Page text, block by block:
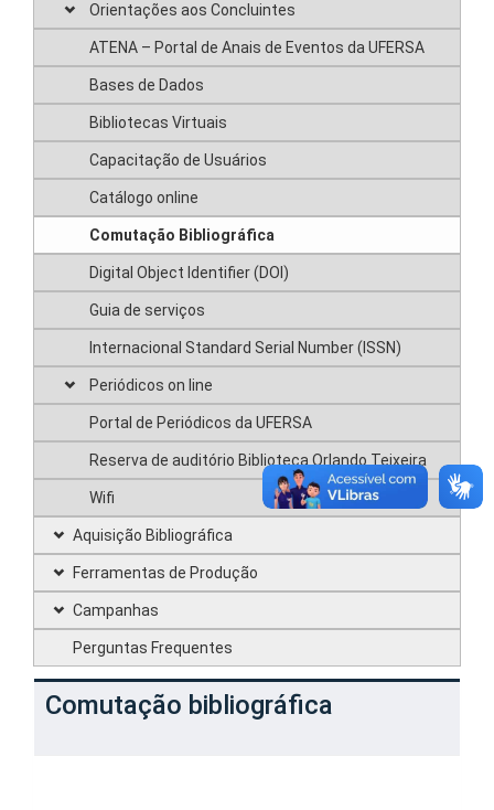
Orientações aos Concluintes
ATENA – Portal de Anais de Eventos da UFERSA
Bases de Dados
Bibliotecas Virtuais
Capacitação de Usuários
Catálogo online
Comutação Bibliográfica
Digital Object Identifier (DOI)
Guia de serviços
Internacional Standard Serial Number (ISSN)
Periódicos on line
Portal de Periódicos da UFERSA
Reserva de auditório Biblioteca Orlando Teixeira
Wifi
Aquisição Bibliográfica
Ferramentas de Produção
Campanhas
Perguntas Frequentes
Comutação bibliográfica